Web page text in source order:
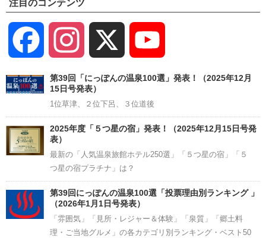
注目のコンテンツ
Facebook Instagram
Channel
第39回「にっぽんの温泉100選」発表！（2025年12月
15日号発表）
1位草津、２位下呂、３位道後
2025年度「５つ星の宿」発表！（2025年12月15日号発
表）
最新の「人気温泉旅館ホテル250選」「５つ星の宿」「５
つ星の宿プラチナ」は？
第39回にっぽんの温泉100選「投票理由別ランキング 」
（2026年1月1日号発表）
「雰囲気」「見所・レジャー＆体験」「泉質」「郷土料
理・ご当地グルメ」の各カテゴリ別ランキング・ベスト50